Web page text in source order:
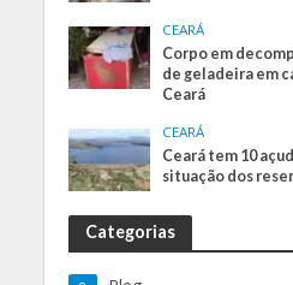
CEARÁ
Corpo em
de geladeira em
Ceará
CEARÁ
Ceará tem 10
situação dos
Categorias